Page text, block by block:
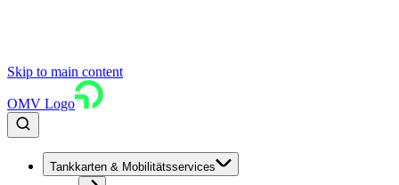
Skip to main content
OMV Logo
Tankkarten & Mobilitätsservices